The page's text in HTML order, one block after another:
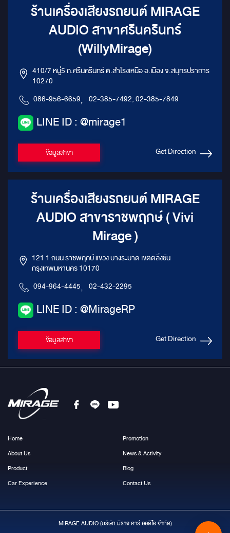
ร้านเครื่องเสียงรถยนต์ MIRAGE
AUDIO สาขาศรีนครินทร์
(WillyMirage)
410/7 หมู่5 ถ.ศรีนครินทร์ ต.สำโรงเหนือ อ.เมือง จ.สมุทรปราการ
10270
086-956-6659, 02-385-7492, 02-385-7849
LINE ID : @mirage1
ข้อมูลสาขา Get Direction
ร้านเครื่องเสียงรถยนต์ MIRAGE
AUDIO สาขาราชพฤกษ์ ( Vivi
Mirage )
121 1 ถนน ราชพฤกษ์ แขวง บางระมาด เขตตลิ่งชัน
กรุงเทพมหานคร 10170
094-964-4445, 02-432-2295
LINE ID : @MirageRP
ข้อมูลสาขา Get Direction
Home
About Us
Product
Car Experience
Promotion
News & Activity
Blog
Contact Us
MIRAGE AUDIO (บริษัท มีราจ คาร์ ออดิโอ จำกัด)